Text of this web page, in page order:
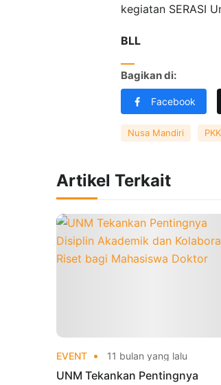
kegiatan SERASI
BLL
Bagikan di:
Facebook
Nusa Mandiri
Artikel Terkait
EVENT 11 bulan yang lalu
UNM Tekankan Pentingnya